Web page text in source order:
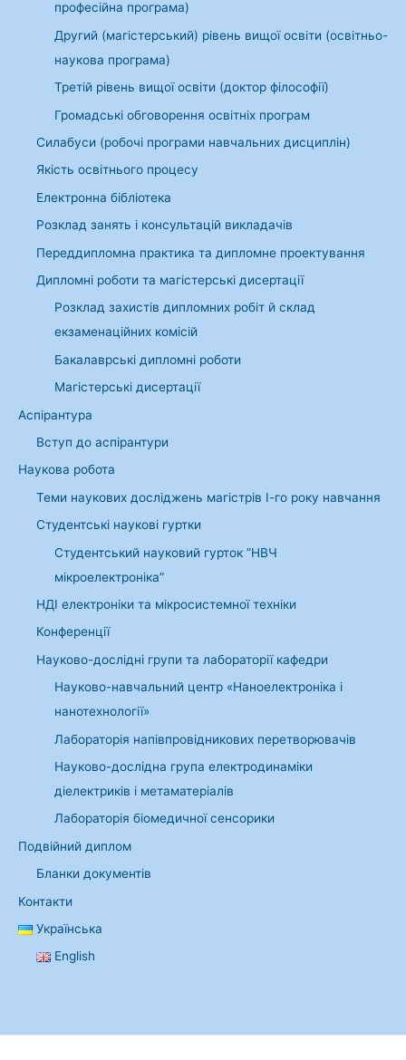
професійна програма)
Другий (магістерський) рівень вищої освіти (освітньо-
наукова програма)
Третій рівень вищої освіти (доктор філософії)
Громадські обговорення освітніх програм
Силабуси (робочі програми навчальних дисциплін)
Якість освітнього процесу
Електронна бібліотека
Розклад занять і консультацій викладачів
Переддипломна практика та дипломне проектування
Дипломні роботи та магістерські дисертації
Розклад захистів дипломних робіт й склад
екзаменаційних комісій
Бакалаврські дипломні роботи
Магістерські дисертації
Аспірантура
Вступ до аспірантури
Наукова робота
Теми наукових досліджень магістрів І-го року навчання
Студентські наукові гуртки
Студентський науковий гурток ”НВЧ
мікроелектроніка”
НДІ електроніки та мікросистемної техніки
Конференції
Науково-дослідні групи та лабораторії кафедри
Науково-навчальний центр «Наноелектроніка і
нанотехнології»
Лабораторія напівпровідникових перетворювачів
Науково-дослідна група електродинаміки
діелектриків і метаматеріалів
Лабораторія біомедичної сенсорики
Подвійний диплом
Бланки документів
Контакти
Українська
English